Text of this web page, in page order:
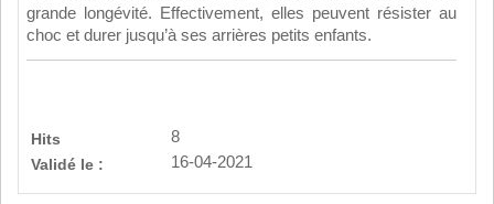
grande longévité. Effectivement, elles peuvent résister au
choc et durer jusqu’à ses arrières petits enfants.
Hits
8
Validé le :
16-04-2021